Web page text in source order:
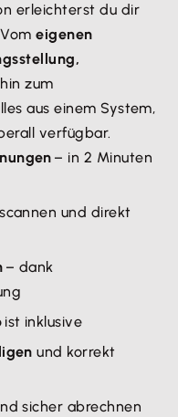
erleichterst du dir
Vomeigenen
zum
aus einem System,
verfügbar.
– in 2 Minuten
und direkt
– dank
ist inklusive
und korrekt
sicher abrechnen